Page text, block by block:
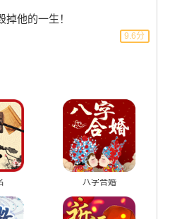
他的一生！
9.6分
八字合婚